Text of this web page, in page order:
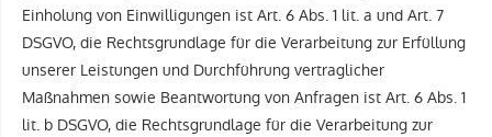
Einholung von Einwilligungen ist Art. 6 Abs. 1 lit. a und Art. 7
DSGVO, die Rechtsgrundlage für die Verarbeitung zur Erfüllung
unserer Leistungen und Durchführung vertraglicher
Maßnahmen sowie Beantwortung von Anfragen ist Art. 6 Abs. 1
lit. b DSGVO, die Rechtsgrundlage für die Verarbeitung zur